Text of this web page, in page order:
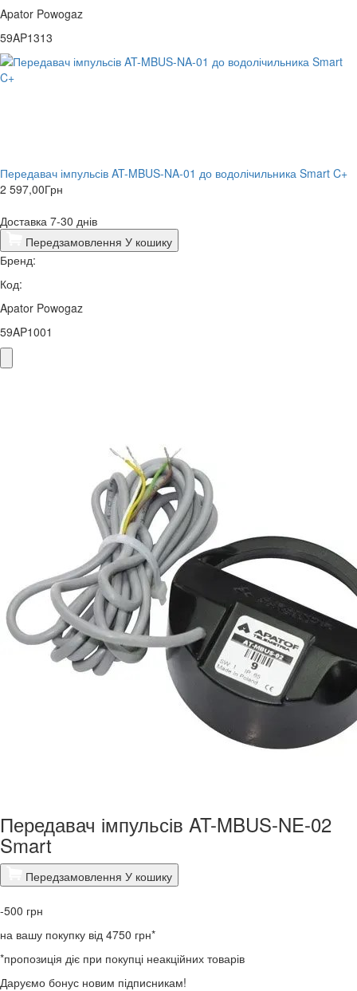
Apator Powogaz
59AP1313
Передавач імпульсів AT-MBUS-NA-01 до водолічильника Smart C+
2 597,00Грн
Доставка 7-30 днів
Передзамовлення У кошику
Бренд:
Код:
Apator Powogaz
59AP1001
Передавач імпульсів AT-MBUS-NE-02
Smart
Передзамовлення У кошику
-500 грн
на вашу покупку від 4750 грн*
*пропозиція діє при покупці неакційних товарів
Даруємо бонус новим підписникам!